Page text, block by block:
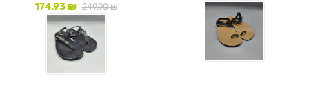
249.90₪
174.93₪